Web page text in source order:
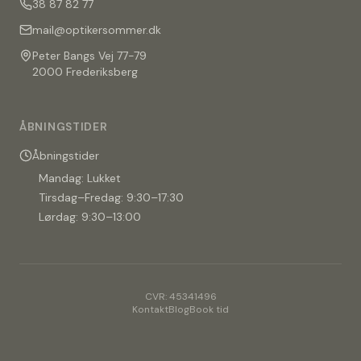
38 87 82 77
mail@optikersommer.dk
Peter Bangs Vej 77-79
2000 Frederiksberg
ÅBNINGSTIDER
Åbningstider
Mandag: Lukket
Tirsdag–Fredag: 9:30–17:30
Lørdag: 9:30–13:00
CVR: 45341496
KontaktBlogBook tid